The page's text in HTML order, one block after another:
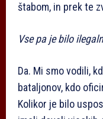
štabom, in prek te
Vse pa je bilo
Da. Mi smo vodili,
bataljonov, kdo
Kolikor je bilo